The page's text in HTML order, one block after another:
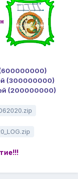
(600000000)
(300000000)
(200000000)